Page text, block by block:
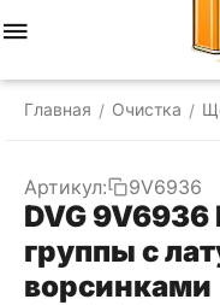
Главная / Очистка /
Артикул: 9V6936
DVG
группы с
ворсинками